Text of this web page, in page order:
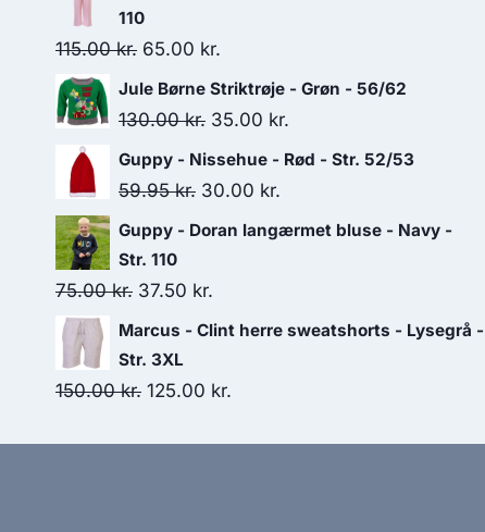
110
115.00kr. Original
price
was:
65.00 kr.
price
is:
Jule Børne Striktrøje - Grøn - 56/62
130.00kr. Original
price
was:
35.00 kr.
price
Guppy - Nissehue - Rød - Str. 52/53
59.95kr. Original
price
59.95 kr..
30.00 kr.
price
Guppy - Doran langærmet bluse - Navy -
Str. 110
75.00kr. Original
price
was:
75.00 kr..
37.50 kr.
price
37.50 kr..
Marcus - Clint herre sweatshorts - Lysegrå -
Str. 3XL
150.00kr. Original
125.00 kr.